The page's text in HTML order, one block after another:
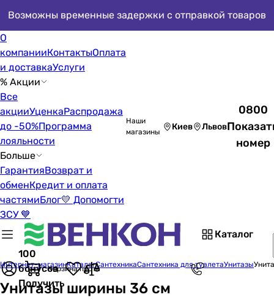
Возможны временные задержки с отправкой товаров
О
компанииКонтактыОплата
и доставкаУслуги
% Акции
Все
акцииУценкаРаспродажа
до -50%Программа
лояльности
Больше
ГарантияВозврат и
обменКредит и оплата
частямиБлог💛 Допомогти
ЗСУ 💙
Наши
магазины
Киев Львов
0800
номер
Каталог
100
бонусов
Получить
Корзина пуста
Интернет-магазинКаталогСантехникаСантехника для туалетаУнитазы
Унитазы ширины 36 см